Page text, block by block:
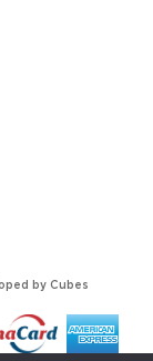
by Cubes